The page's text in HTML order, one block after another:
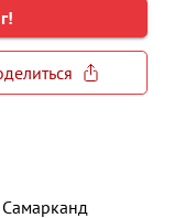
Самарканд